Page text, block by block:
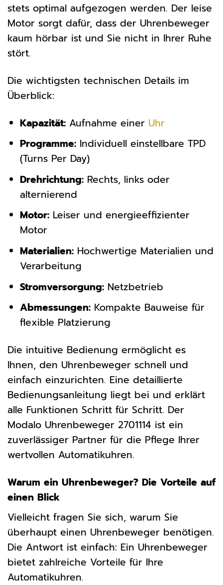
stets optimal aufgezogen werden. Der leise
Motor sorgt dafür, dass der Uhrenbeweger
kaum hörbar ist und Sie nicht in Ihrer Ruhe
stört.
Die wichtigsten technischen Details im
Überblick:
Kapazität:Aufnahme einer Uhr
Programme:Individuell einstellbare TPD
(Turns Per Day)
Drehrichtung:Rechts, links oder
alternierend
Motor:Leiser und energieeffizienter
Motor
Materialien:Hochwertige Materialien und
Verarbeitung
Stromversorgung:Netzbetrieb
Abmessungen:Kompakte Bauweise für
flexible Platzierung
Die intuitive Bedienung ermöglicht es
Ihnen, den Uhrenbeweger schnell und
einfach einzurichten. Eine detaillierte
Bedienungsanleitung liegt bei und erklärt
alle Funktionen Schritt für Schritt. Der
Modalo Uhrenbeweger 2701114 ist ein
zuverlässiger Partner für die Pflege Ihrer
wertvollen Automatikuhren.
Warum ein Uhrenbeweger? Die Vorteile auf
einen Blick
Vielleicht fragen Sie sich, warum Sie
überhaupt einen Uhrenbeweger benötigen.
Die Antwort ist einfach: Ein Uhrenbeweger
bietet zahlreiche Vorteile für Ihre
Automatikuhren.